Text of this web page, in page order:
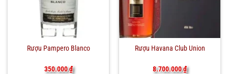
Rượu Pampero Blanco
350.000₫
Rượu Havana Club Union
8.700.000₫